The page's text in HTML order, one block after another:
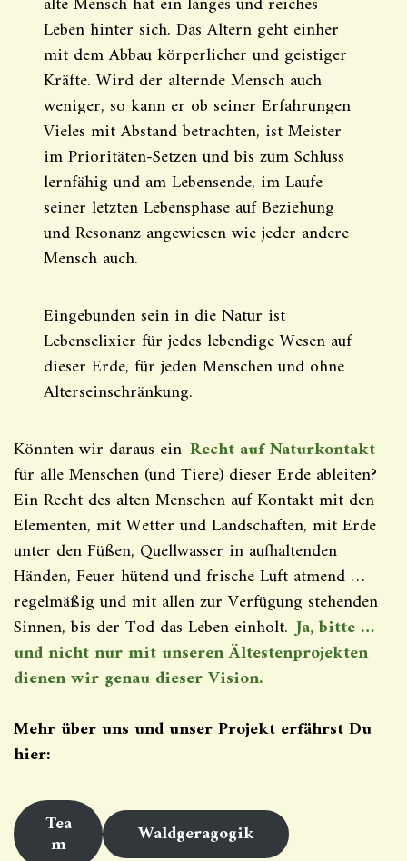
Leben hinter sich. Das Altern geht einher
mit dem Abbau körperlicher und geistiger
Kräfte. Wird der alternde Mensch auch
weniger, so kann er ob seiner Erfahrungen
Vieles mit Abstand betrachten, ist Meister
im Prioritäten-Setzen und bis zum Schluss
lernfähig und am Lebensende, im Laufe
seiner letzten Lebensphase auf Beziehung
und Resonanz angewiesen wie jeder andere
Mensch auch.
Eingebunden sein in die Natur ist
Lebenselixier für jedes lebendige Wesen auf
dieser Erde, für jeden Menschen und ohne
Alterseinschränkung.
Könnten wir daraus ein Recht auf Naturkontakt
für alle Menschen (und Tiere) dieser Erde ableiten?
Ein Recht des alten Menschen auf Kontakt mit den
Elementen, mit Wetter und Landschaften, mit Erde
unter den Füßen, Quellwasser in aufhaltenden
Händen, Feuer hütend und frische Luft atmend …
regelmäßig und mit allen zur Verfügung stehenden
Sinnen, bis der Tod das Leben einholt. Ja, bitte …
und nicht nur mit unseren Ältestenprojekten
dienen wir genau dieser Vision.
Mehr über uns und unser Projekt erfährst Du
hier:
Tea
m Waldgeragogik